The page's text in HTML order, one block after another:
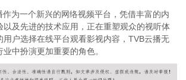
为一个新兴的网络视频平台，凭借丰富的内
以及先进的技术应用，正在重塑观众的视听体
用户选择在线平台观看影视内容，TVB云播无
中扮演更加重要的角色。